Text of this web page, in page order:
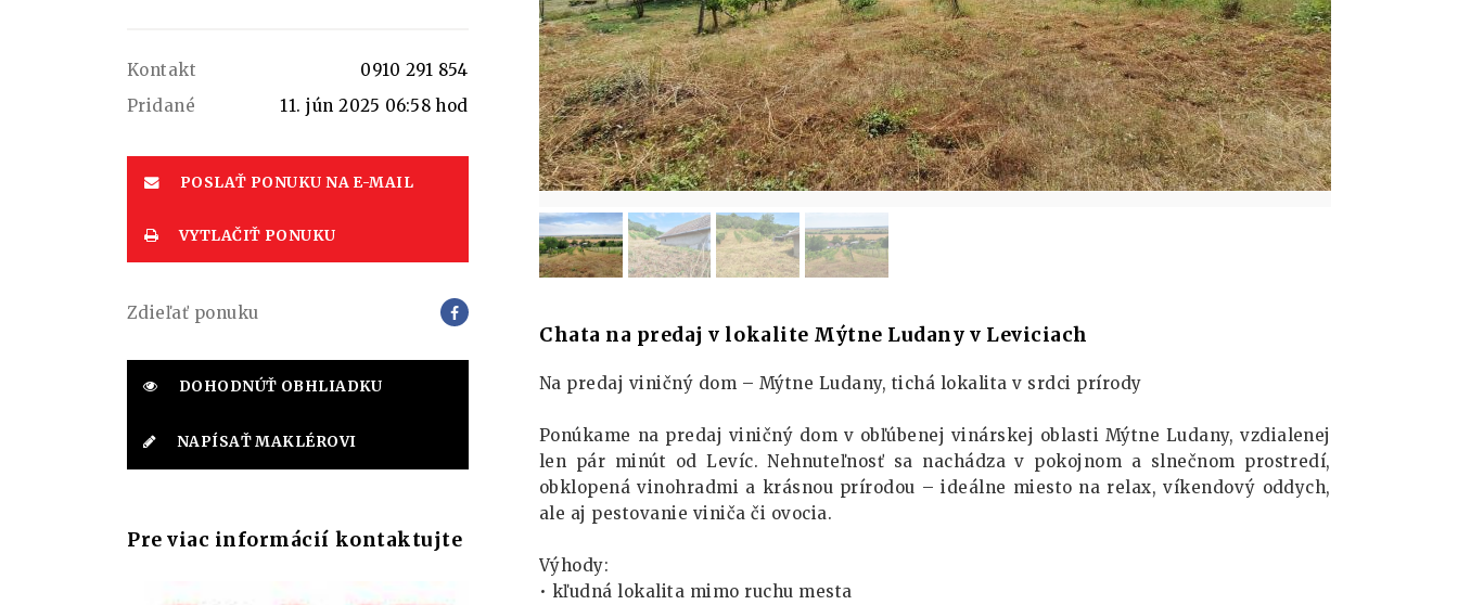
Chata na predaj v lokalite Mýtne Ludany v Leviciach
Na predaj viničný dom – Mýtne Ludany, tichá lokalita v srdci prírody
Ponúkame na predaj viničný dom v obľúbenej vinárskej oblasti Mýtne Ludany, vzdialenej
len pár minút od Levíc. Nehnuteľnosť sa nachádza v pokojnom a slnečnom prostredí,
obklopená vinohradmi a krásnou prírodou – ideálne miesto na relax, víkendový oddych,
ale aj pestovanie viniča či ovocia.
Výhody:
• kľudná lokalita mimo ruchu mesta
Kontakt
0910 291 854
Pridané
11. jún 2025 06:58 hod
POSLAŤ PONUKU NA E-MAIL
VYTLAČIŤ PONUKU
Zdieľať ponuku
DOHODNÚŤ OBHLIADKU
NAPÍSAŤ MAKLÉROVI
Pre viac informácií kontaktujte